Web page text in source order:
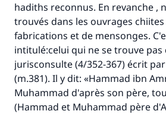
hadiths reconnus. En revanche ,
trouvés dans les ouvrages
fabrications et de mensonges.
intitulé:celui qui ne se trouve pas
jurisconsulte (4/352-367) écrit
(m.381). Il y dit: «Hammad ibn
Muhammad d'après son père,
(Hammad et Muhammad père